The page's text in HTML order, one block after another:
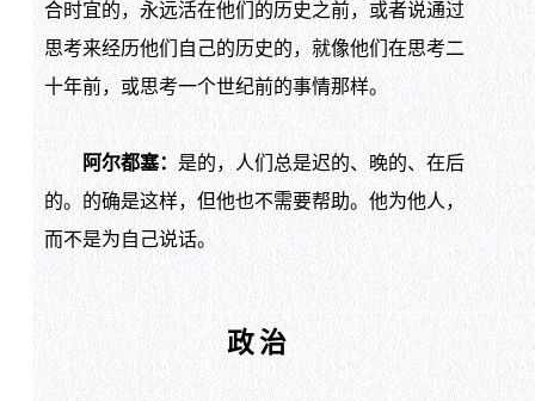
合时宜的，永远活在他们的历史之前，或者说通过
思考来经历他们自己的历史的，就像他们在思考二
十年前，或思考一个世纪前的事情那样。
阿尔都塞： 是的，人们总是迟的、晚的、在后
的。的确是这样，但他也不需要帮助。他为他人，
而不是为自己说话。
政治